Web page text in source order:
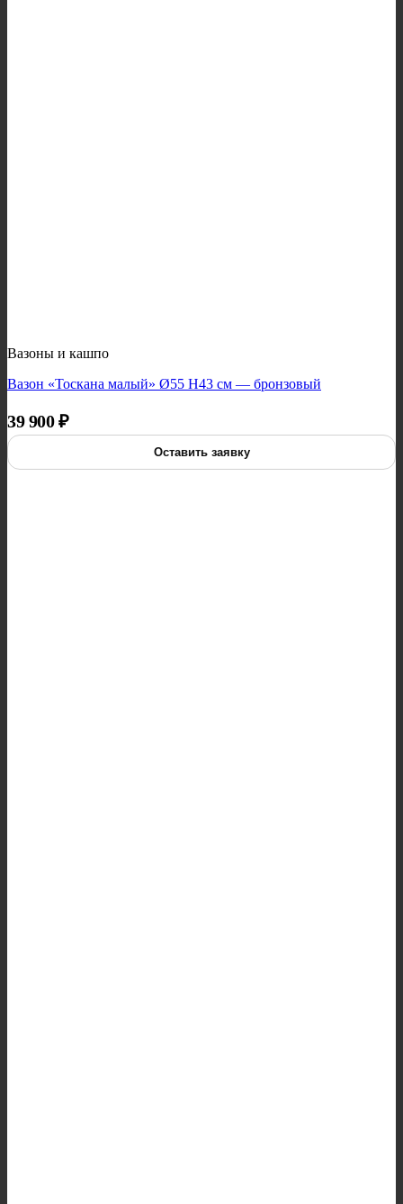
Вазоны и кашпо
Вазон «Тоскана малый» Ø55 H43 см — бронзовый
39 900₽
Оставить заявку